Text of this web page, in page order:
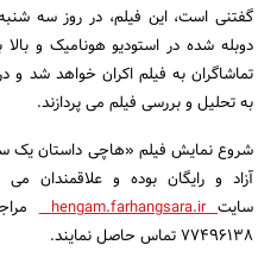
دوبله شده در استودیو هونامیک و
تماشاگران به فیلم اکران خواهد شد و
به تحلیل و بررسی فیلم می پردازند.
آزاد و رایگان بوده و علاقمندان
سایتhengam.farhangsara.ir
77496138 تماس حاصل نمایند.